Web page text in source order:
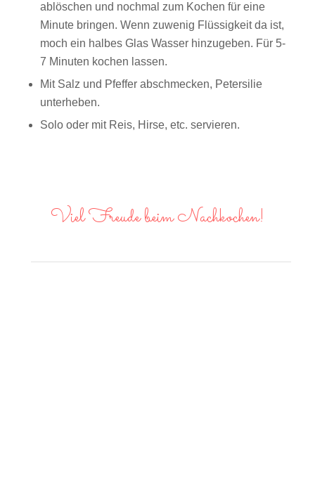
ablöschen und nochmal zum Kochen für eine
Minute bringen. Wenn zuwenig Flüssigkeit da ist,
moch ein halbes Glas Wasser hinzugeben. Für 5-
7 Minuten kochen lassen.
Mit Salz und Pfeffer abschmecken, Petersilie
unterheben.
Solo oder mit Reis, Hirse, etc. servieren.
Viel Freude beim Nachkochen!